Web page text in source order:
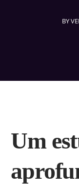
BY
Um